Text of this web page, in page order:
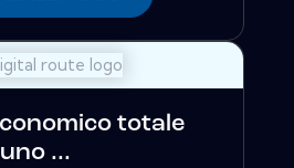
totale
...